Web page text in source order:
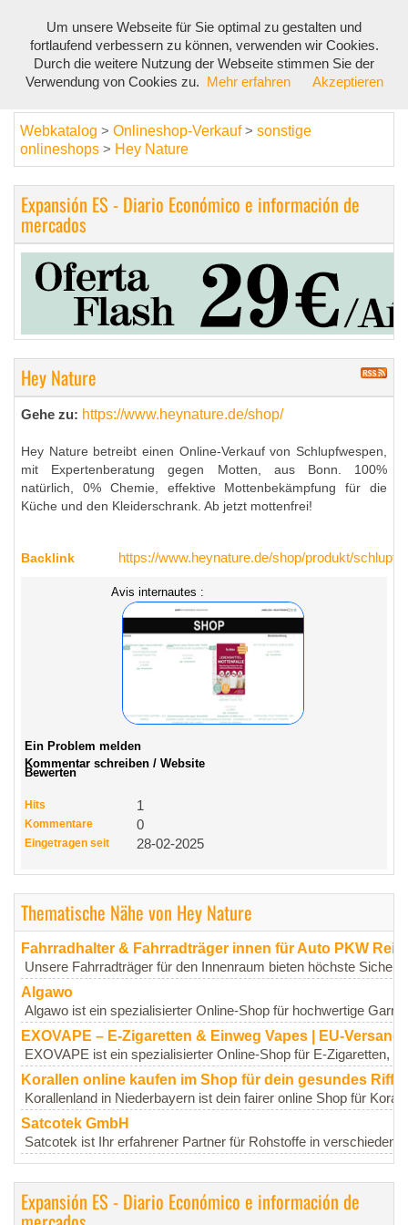
Webkatalog > Onlineshop-Verkauf> sonstige
onlineshops > Hey Nature
Expansión ES - Diario Económico e información de
mercados
Hey Nature
Gehe zu: https://www.heynature.de/shop/
Hey Nature betreibt einen Online-Verkauf von Schlupfwespen,
mit Expertenberatung gegen Motten, aus Bonn. 100%
natürlich, 0% Chemie, effektive Mottenbekämpfung für die
Küche und den Kleiderschrank. Ab jetzt mottenfrei!
Backlink https://www.heynature.de/shop/produkt/
Avis internautes :
Ein Problem melden
Kommentar schreiben / Website
Bewerten
Hits 1
Kommentare 0
Eingetragen seit 28-02-2025
Thematische Nähe von Hey Nature
Fahrradhalter & Fahrradträger innen für Auto PKW
Unsere Fahrradträger für den Innenraum bieten höchste
Algawo
Algawo ist ein spezialisierter Online-Shop für hochwertige
EXOVAPE – E-Zigaretten & Einweg Vapes | EU-Versand
EXOVAPE ist ein spezialisierter Online-Shop für E-Zigaretten,
Korallen online kaufen im Shop für dein gesundes
Korallenland in Niederbayern ist dein fairer online Shop für
Satcotek GmbH
Satcotek ist Ihr erfahrener Partner für Rohstoffe in
Expansión ES - Diario Económico e información de
Um unsere Webseite für Sie optimal zu gestalten und
fortlaufend verbessern zu können, verwenden wir Cookies.
Durch die weitere Nutzung der Webseite stimmen Sie der
Verwendung von Cookies zu.
Mehr erfahren Akzeptieren